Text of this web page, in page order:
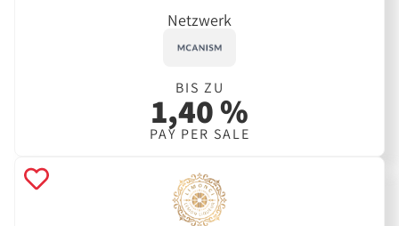
Netzwerk
BIS ZU
1,40 %
PAY PER SALE